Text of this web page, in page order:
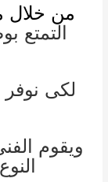
من خلال
التمتع
لكى
ويقوم